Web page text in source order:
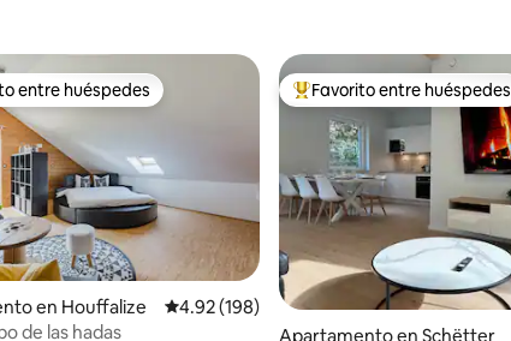
de 5, 178 reseñas
huéspedes preferido
entre huéspedes
en Houffalize Calificación promedio: 4.92 de 5, 198
4.92 (198)
de las hadas
Favorito entre huéspedes
Favorito entre huéspedes
Apartamento en Schëtter